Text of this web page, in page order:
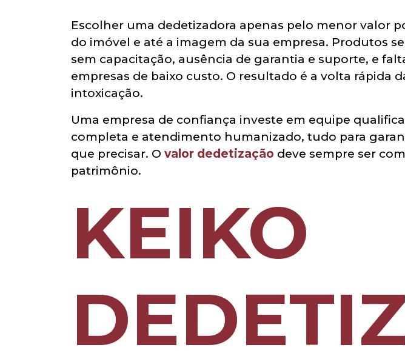
Escolher uma dedetizadora apenas pelo menor valor
do imóvel e até a imagem da sua empresa. Produtos
sem capacitação, ausência de garantia e suporte, e
empresas de baixo custo. O resultado é a volta rápida
intoxicação.
Uma empresa de confiança investe em equipe
completa e atendimento humanizado, tudo para
que precisar. O valor dedetização deve sempre ser
patrimônio.
KEIKO